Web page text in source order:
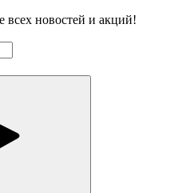
всех новостей и акций!